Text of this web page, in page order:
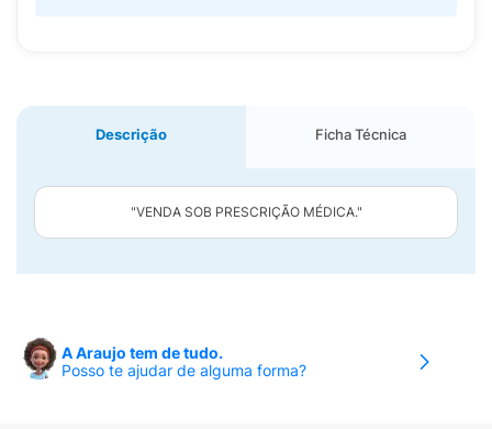
Descrição Ficha Técnica
"VENDA SOB PRESCRIÇÃO MÉDICA."
A Araujo tem de tudo.
Posso te ajudar de alguma forma?